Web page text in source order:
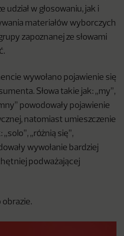
w głosowaniu, jak i
materiałów wyborczych
zapoznanej ze słowami
wywołano pojawienie się
Słowa takie jak: „my”,
powodowały pojawienie
natomiast umieszczenie
„różnią się”,
wywołanie bardziej
podważającej
obrazie.